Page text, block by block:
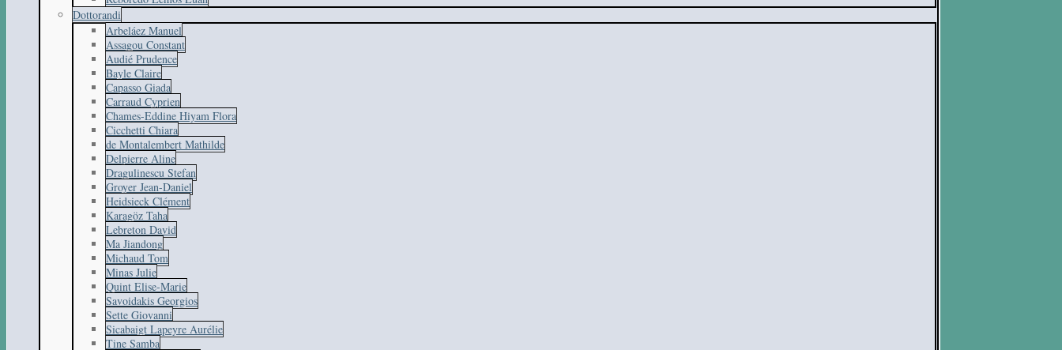
Dottorandi
Arbeláez Manuel
Assagou Constant
Audié Prudence
Bayle Claire
Capasso Giada
Carraud Cyprien
Chames-Eddine Hiyam Flora
Cicchetti Chiara
de Montalembert Mathilde
Delpierre Aline
Dragulinescu Stefan
Groyer Jean-Daniel
Heidsieck Clément
Karagöz Taha
Lebreton David
Ma Jiandong
Michaud Tom
Minas Julie
Quint Elise-Marie
Savoidakis Georgios
Sette Giovanni
Sicabaigt Lapeyre Aurélie
Tine Samba